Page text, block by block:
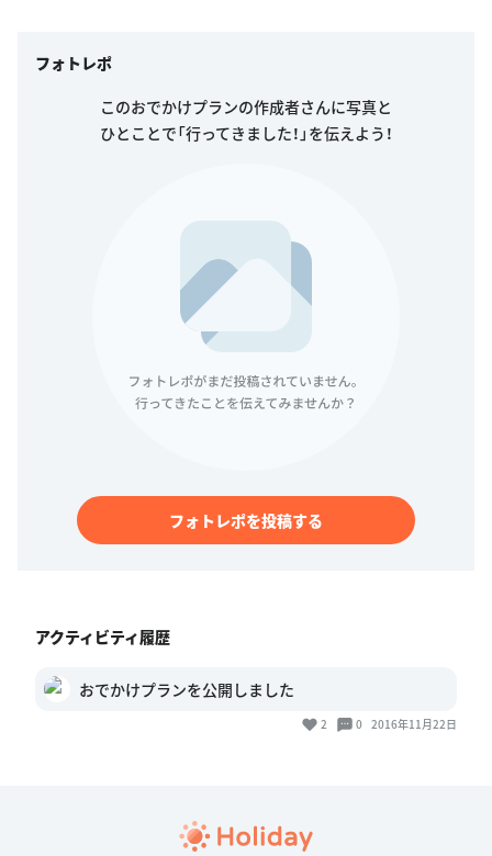
フォトレポ
このおでかけプランの作成者さんに写真と
ひとことで「行ってきました！」を伝えよう！
フォトレポを投稿する
アクティビティ履歴
おでかけプランを公開しました
2 0 2016年11月22日